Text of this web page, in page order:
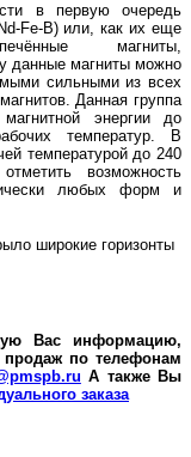
в первую очередь
-Fe-B) или, как их еще
магниты,
данные магниты можно
сильными из всех
Данная группа
энергии до
температур. В
температурой до 240
возможность
любых форм и
широкие горизонты
Вас информацию,
по телефонам
А также Вы
заказа